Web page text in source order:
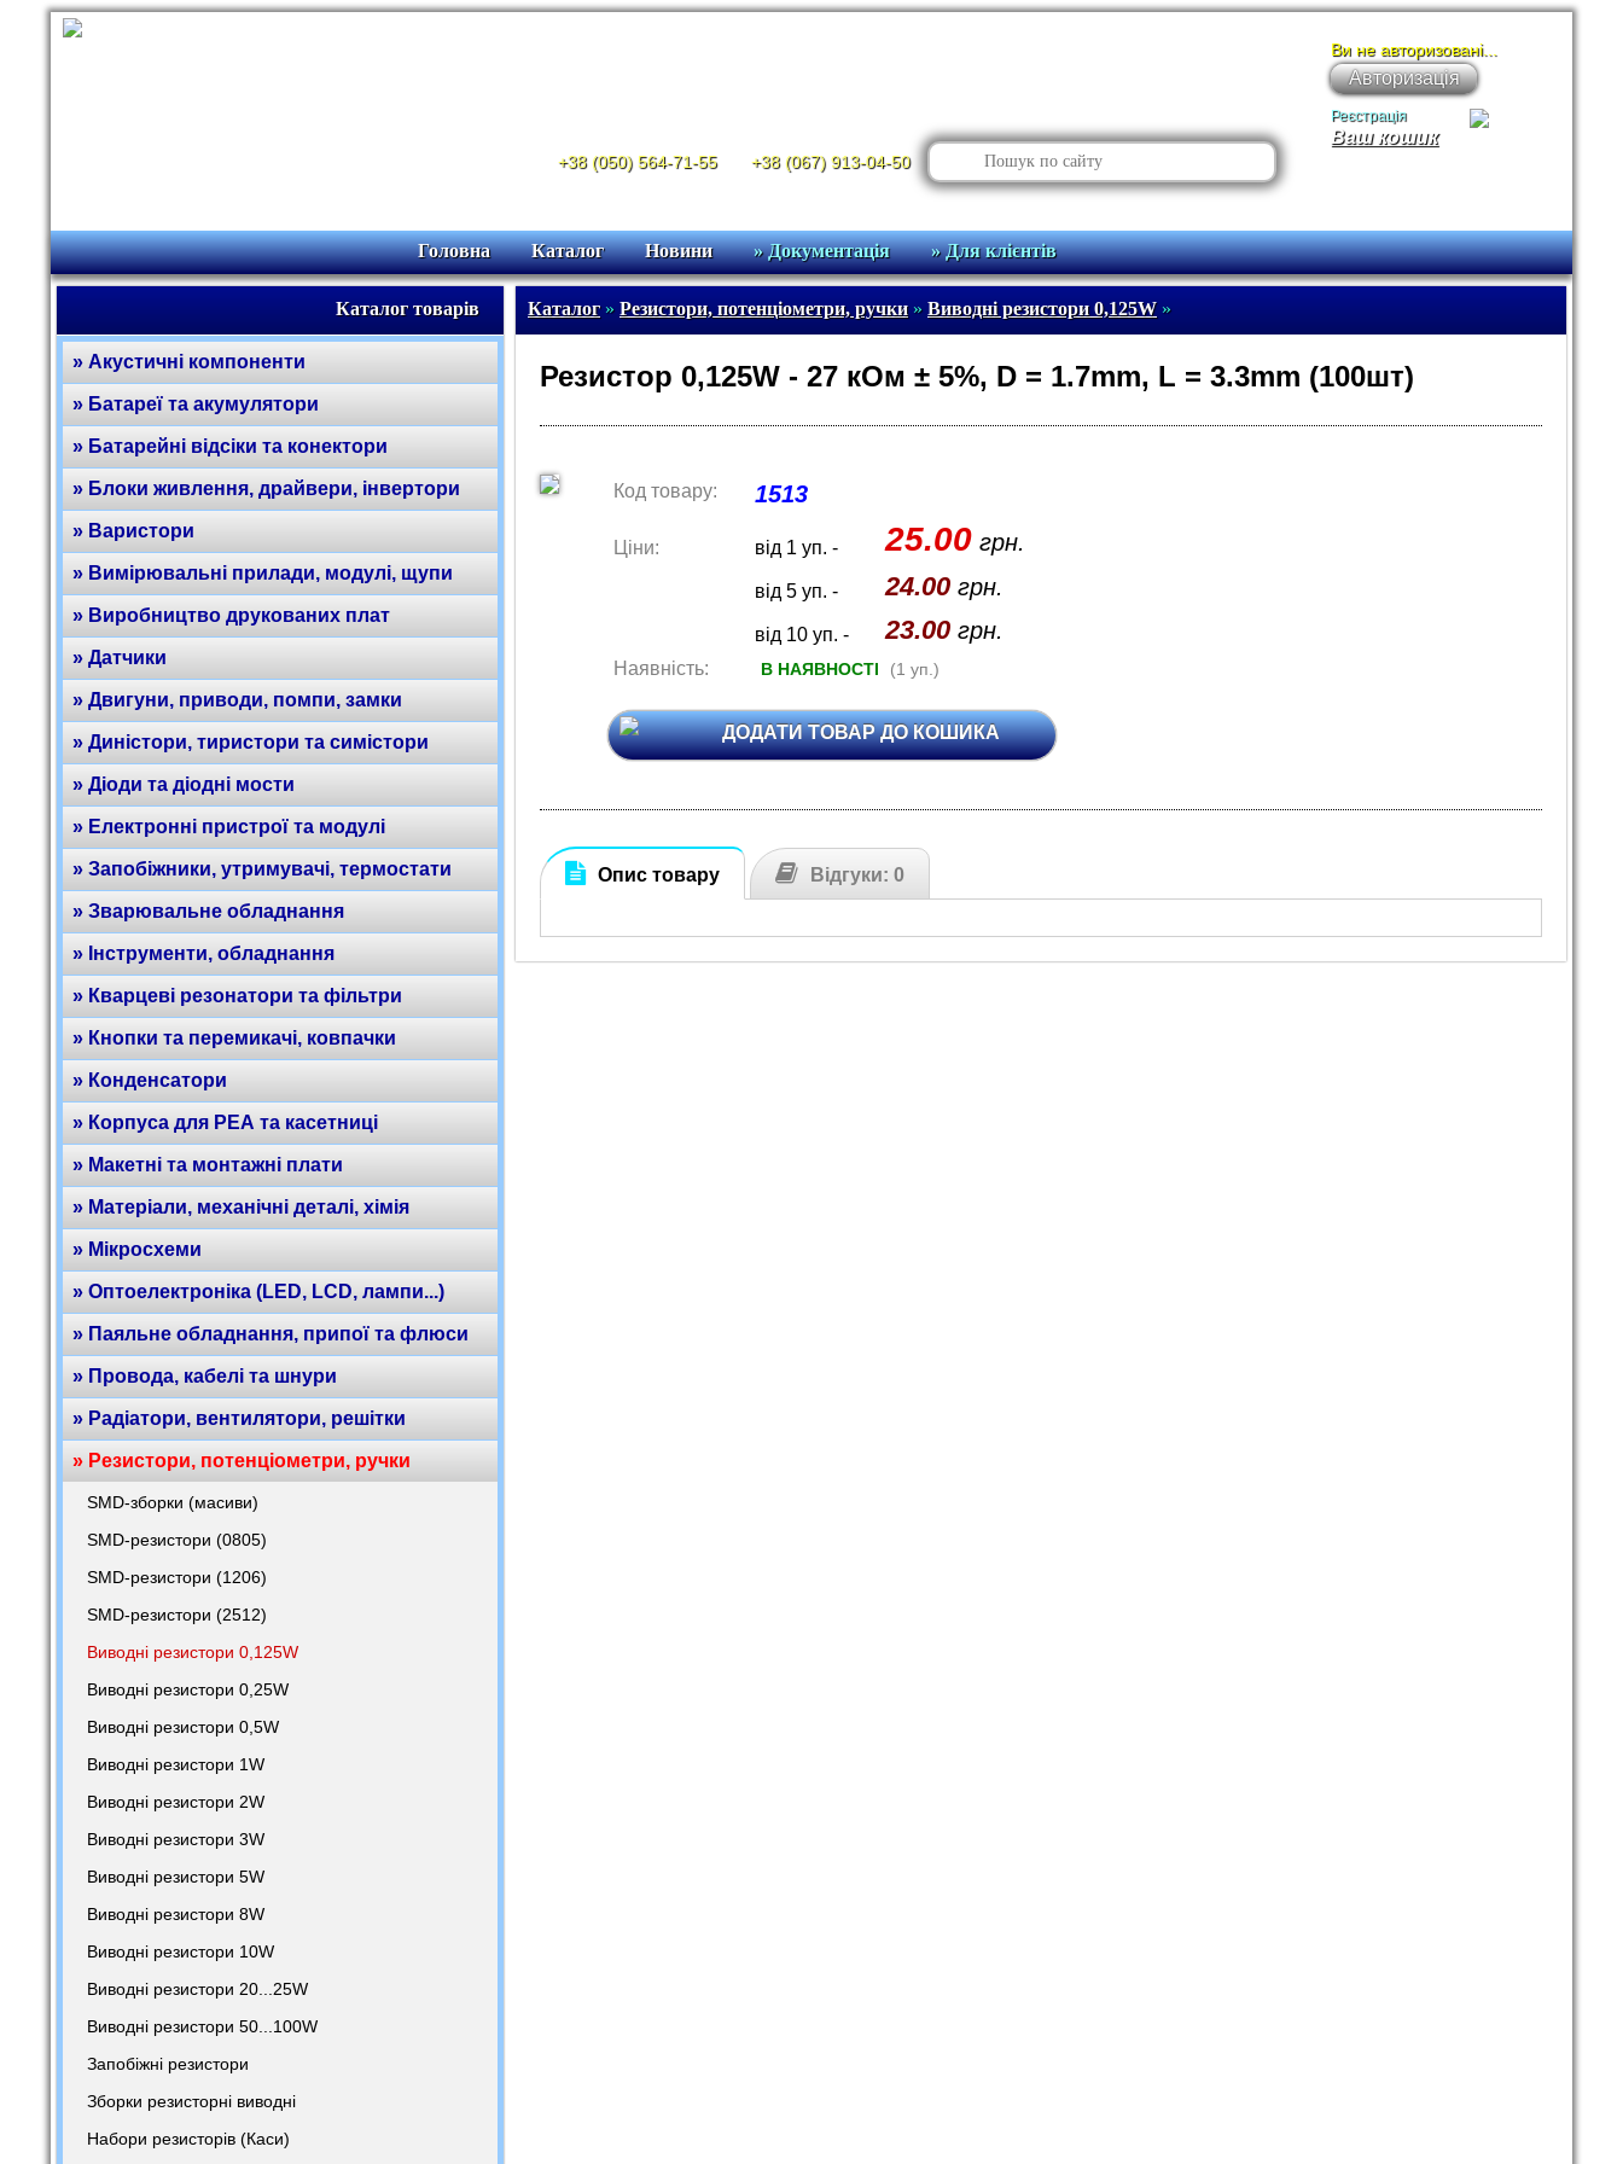
+38 (050) 564-71-55 +38 (067) 913-04-50
Ваш кошик
Ви не авторизовані...
Авторизація
Реєстрація
Головна Каталог Новини » Документація » Для клієнтів
Каталог товарів
» Акустичні компоненти
» Батареї та акумулятори
» Батарейні відсіки та конектори
» Блоки живлення, драйвери, інвертори
» Варистори
» Вимірювальні прилади, модулі, щупи
» Виробництво друкованих плат
» Датчики
» Двигуни, приводи, помпи, замки
» Диністори, тиристори та симістори
» Діоди та діодні мости
» Електронні пристрої та модулі
» Запобіжники, утримувачі, термостати
» Зварювальне обладнання
» Інструменти, обладнання
» Кварцеві резонатори та фільтри
» Кнопки та перемикачі, ковпачки
» Конденсатори
» Корпуса для РЕА та касетниці
» Макетні та монтажні плати
» Матеріали, механічні деталі, хімія
» Мікросхеми
» Оптоелектроніка (LED, LCD, лампи...)
» Паяльне обладнання, припої та флюси
» Провода, кабелі та шнури
» Радіатори, вентилятори, решітки
» Резистори, потенціометри, ручки
SMD-зборки (масиви)
SMD-резистори (0805)
SMD-резистори (1206)
SMD-резистори (2512)
Виводні резистори 0,125W
Виводні резистори 0,25W
Виводні резистори 0,5W
Виводні резистори 1W
Виводні резистори 2W
Виводні резистори 3W
Виводні резистори 5W
Виводні резистори 8W
Виводні резистори 10W
Виводні резистори 20...25W
Виводні резистори 50...100W
Запобіжні резистори
Зборки резисторні виводні
Набори резисторів (Каси)
Каталог» Резистори, потенціометри, ручки» Виводні резистори 0,125W»
Резистор 0,125W - 27 кОм ± 5%, D = 1.7mm, L = 3.3mm (100шт)
Код товару: 1513
Ціни: від 1 уп. - 25.00 грн.
від 5 уп. - 24.00 грн.
від 10 уп. - 23.00 грн.
Наявність: В НАЯВНОСТІ (1 уп.)
ДОДАТИ ТОВАР ДО КОШИКА
Опис товару Відгуки: 0